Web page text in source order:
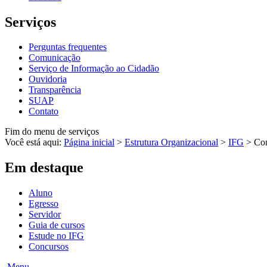
Serviços
Perguntas frequentes
Comunicação
Serviço de Informação ao Cidadão
Ouvidoria
Transparência
SUAP
Contato
Fim do menu de serviços
Você está aqui: Página inicial > Estrutura Organizacional > IFG >
Em destaque
Aluno
Egresso
Servidor
Guia de cursos
Estude no IFG
Concursos